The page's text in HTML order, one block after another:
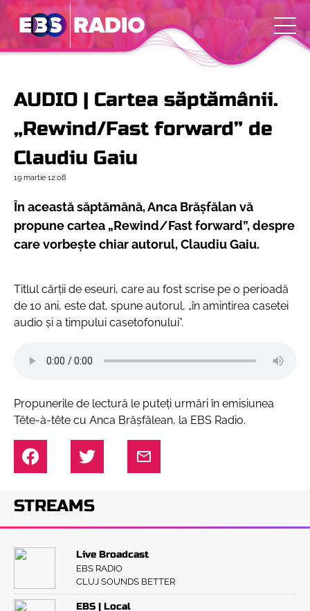
AUDIO | Cartea săptămânii.
„Rewind/Fast forward” de
Claudiu Gaiu
19 martie 12:08
În această săptămână, Anca Brășfălan vă
propune cartea „Rewind/Fast forward”, despre
care vorbește chiar autorul, Claudiu Gaiu.
Titlul cărții de eseuri, care au fost scrise pe o perioadă
de 10 ani, este dat, spune autorul, „în amintirea casetei
audio și a timpului casetofonului”.
Propunerile de lectură le puteți urmări în emisiunea
Tête-à-tête cu Anca Brășfălean, la EBS Radio.
STREAMS
Live Broadcast
EBS RADIO
CLUJ SOUNDS BETTER
EBS | Local